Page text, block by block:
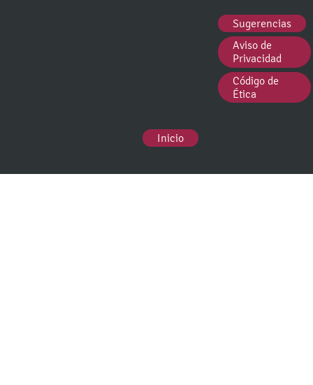
Sugerencias
Aviso de
Privacidad
Código de
Ética
Inicio